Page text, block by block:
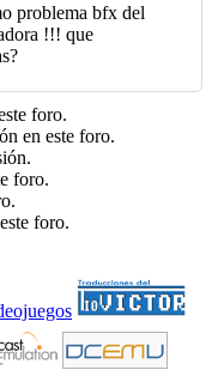
problema bfx del
!!! que
foro.
en este foro.
foro.
foro.